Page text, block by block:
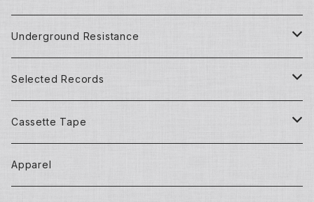
Techno/House/Dance Music
Underground Resistance
New Records
Used Records
Goods and Apparel
Selected Records
New Records
Detroit Techno / House
Dead Stock (New) Records
Cassette Tape
Mixtape
Apparel